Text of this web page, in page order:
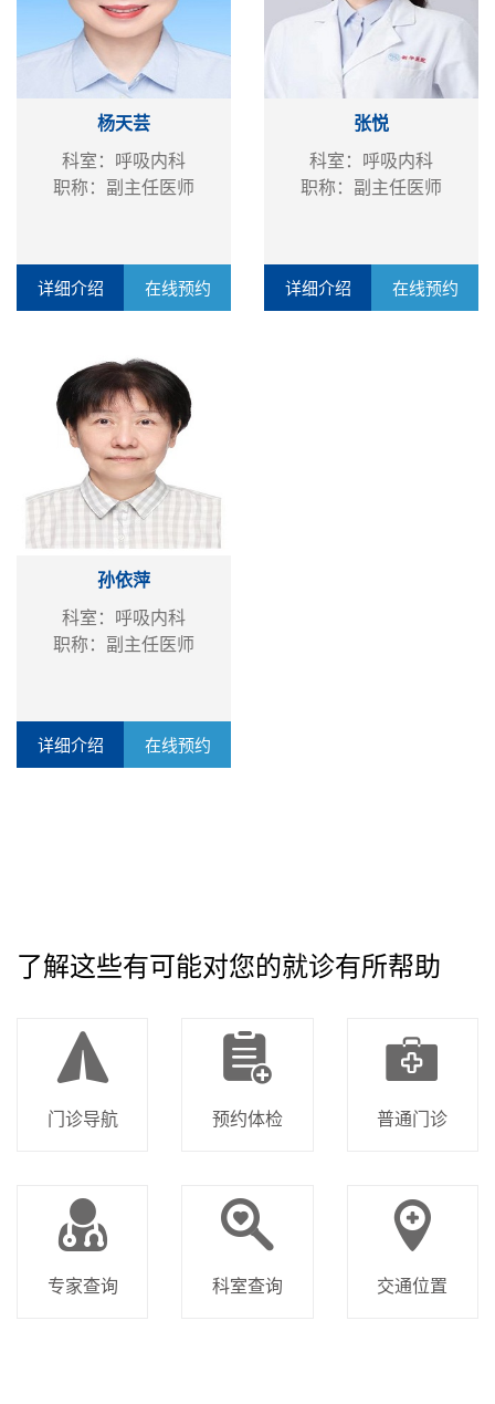
杨天芸
科室：呼吸内科
职称：副主任医师
详细介绍 在线预约
张悦
科室：呼吸内科
职称：副主任医师
详细介绍 在线预约
孙依萍
科室：呼吸内科
职称：副主任医师
详细介绍 在线预约
了解这些有可能对您的就诊有所帮助
门诊导航 预约体检 普通门诊
专家查询 科室查询 交通位置